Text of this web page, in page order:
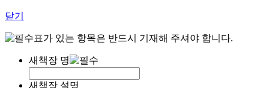
닫기
표가 있는 항목은 반드시 기재해 주셔야 합니다.
새책장 명
새책장 설명